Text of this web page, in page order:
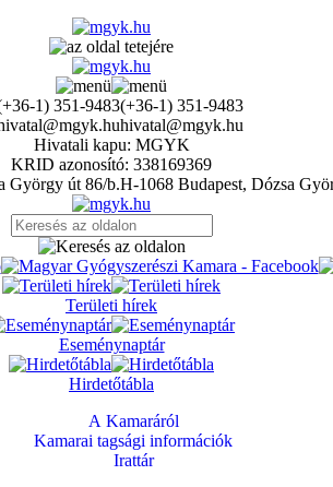
(+36-1) 351-9483
hivatal@mgyk.hu
Hivatali kapu: MGYK
KRID azonosító: 338169369
H-1068 Budapest, Dózsa
Területi hírek
Eseménynaptár
Hirdetőtábla
A Kamaráról
Kamarai tagsági információk
Irattár